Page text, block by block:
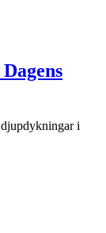
i